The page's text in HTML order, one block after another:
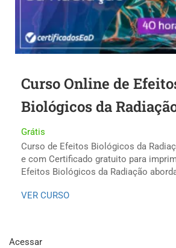
Curso Online de
Biológicos da
Grátis
Curso de Efeitos Biológicos da
e com Certificado gratuito para
Efeitos Biológicos da Radiação
VER CURSO
Acessar